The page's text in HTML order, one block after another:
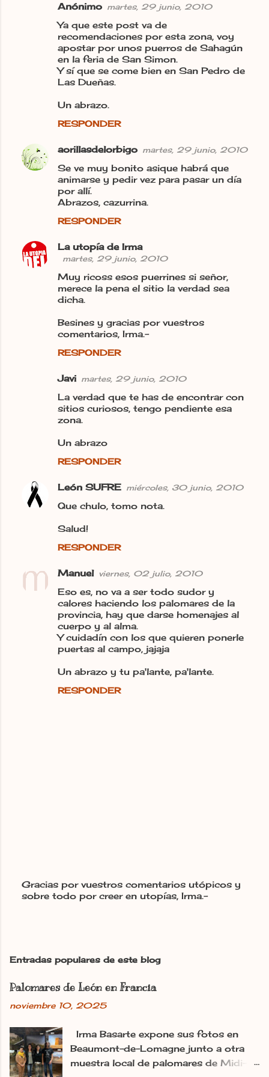
Anónimo martes, 29 junio, 2010
Ya que este post va de
recomendaciones por esta zona, voy
apostar por unos puerros de Sahagún
en la feria de San Simon.
Y sí que se come bien en San Pedro de
Las Dueñas.
Un abrazo.
RESPONDER
aorillasdelorbigo martes, 29 junio, 2010
Se ve muy bonito asique habrá que
animarse y pedir vez para pasar un día
por allí.
Abrazos, cazurrina.
RESPONDER
La utopía de Irma
martes, 29 junio, 2010
Muy ricoss esos puerrines si señor,
merece la pena el sitio la verdad sea
dicha.
Besines y gracias por vuestros
comentarios, Irma.-
RESPONDER
Javi martes, 29 junio, 2010
La verdad que te has de encontrar con
sitios curiosos, tengo pendiente esa
zona.
Un abrazo
RESPONDER
León SUFRE miércoles, 30 junio, 2010
Que chulo, tomo nota.
Salud!
RESPONDER
Manuel viernes, 02 julio, 2010
Eso es, no va a ser todo sudor y
calores haciendo los palomares de la
provincia, hay que darse homenajes al
cuerpo y al alma.
Y cuidadín con los que quieren ponerle
puertas al campo, jajaja
Un abrazo y tu pa'lante, pa'lante.
RESPONDER
P
a
u
c
m
e
n
t
Gracias por vuestros comentarios utópicos y
sobre todo por creer en utopías, Irma.-
Entradas populares de este blog
Palomares de León en Francia
noviembre 10, 2025
Irma Basarte expone sus fotos en
Beaumont-de-Lomagne junto a otra
muestra local de palomares de Midi-